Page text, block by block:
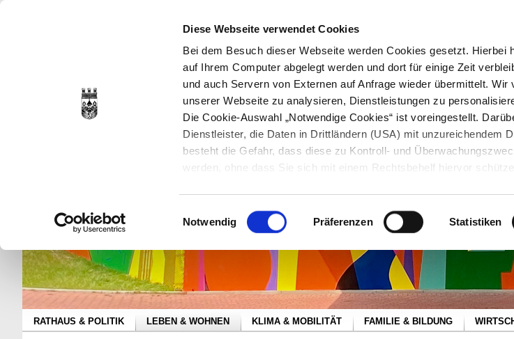
Diese Webseite verwendet Cookies
Bei dem Besuch dieser Webseite werden Cookies gesetzt. Hierbei
auf Ihrem Computer abgelegt werden und dort für einige Zeit
und auch Servern von Externen auf Anfrage wieder übermittelt.
unserer Webseite zu analysieren, Dienstleistungen zu
Die Cookie-Auswahl „Notwendige Cookies“ ist voreingestellt.
Dienstleister, die Daten in Drittländern (USA) mit unzureichendem
besteht die Gefahr, dass diese zu Kontroll- und
werden, ohne dass Sie sich mit einem Rechtsbehelf hiervor
Datenschutzerklärung
entnehmen. Die von Ihnen getroffene
jederzeit mit Wirkung für die Zukunft angepasst oder
Einwilligungsauswahl
Notwendig Präferenzen Statistiken
STARTSEITE
RATHAUS & POLITIK LEBEN & WOHNEN KLIMA & MOBILITÄT FAMILIE & BILDUNG